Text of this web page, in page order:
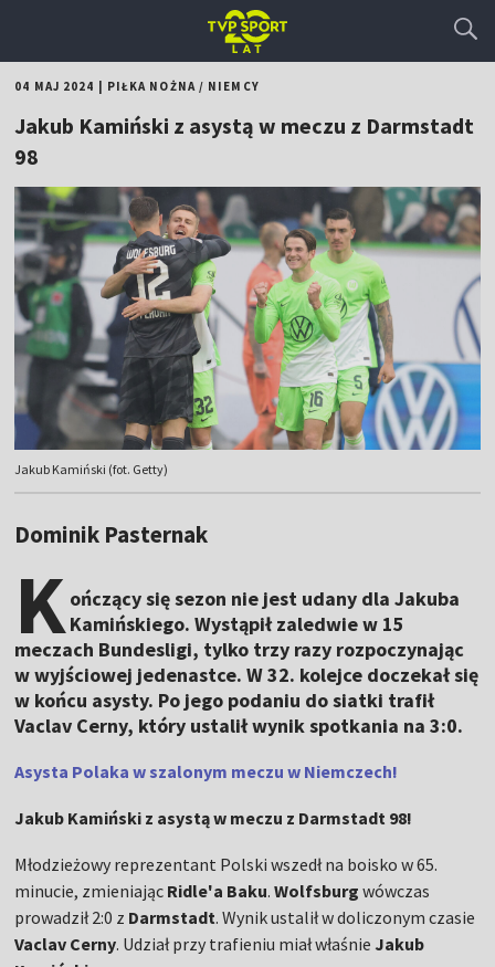
04 MAJ 2024 PIŁKA NOŻNA/ NIEMCY
Jakub Kamiński z asystą w meczu z Darmstadt
98
Jakub Kamiński (fot. Getty)
Dominik Pasternak
Kończący się sezon nie jest udany dla Jakuba
Kamińskiego. Wystąpił zaledwie w 15
meczach Bundesligi, tylko trzy razy rozpoczynając
w wyjściowej jedenastce. W 32. kolejce doczekał się
w końcu asysty. Po jego podaniu do siatki trafił
Vaclav Cerny, który ustalił wynik spotkania na 3:0.
Asysta Polaka w szalonym meczu w Niemczech!
Jakub Kamiński z asystą w meczu z Darmstadt 98!
Młodzieżowy reprezentant Polski wszedł na boisko w 65.
minucie, zmieniając Ridle'a Baku.Wolfsburg wówczas
prowadził 2:0 z Darmstadt. Wynik ustalił w doliczonym czasie
Vaclav Cerny. Udział przy trafieniu miał właśnie Jakub